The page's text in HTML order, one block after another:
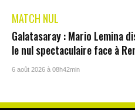
MATCH NUL
Galatasaray : Mario Lemina
le nul spectaculaire face à
6 août 2026 à 08h42min